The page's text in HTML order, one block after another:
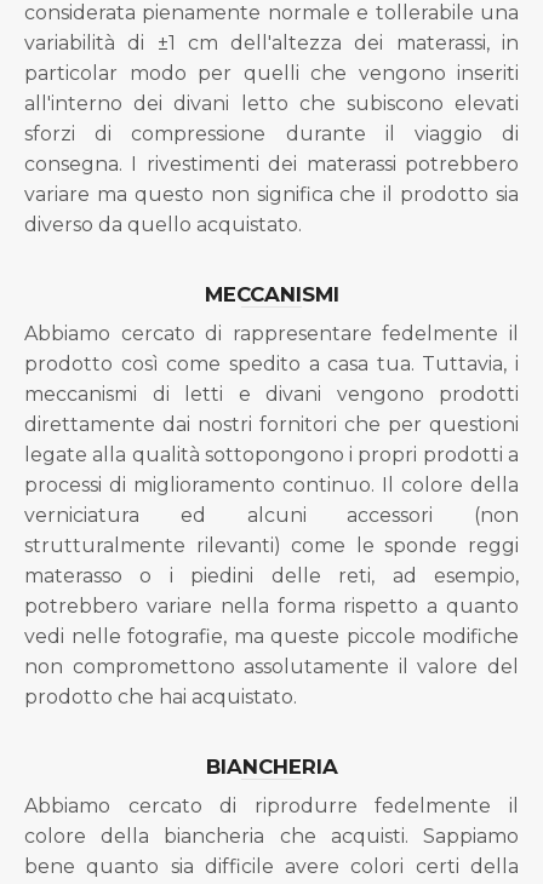
considerata pienamente normale e tollerabile una
variabilità di ±1 cm dell'altezza dei materassi, in
particolar modo per quelli che vengono inseriti
all'interno dei divani letto che subiscono elevati
sforzi di compressione durante il viaggio di
consegna. I rivestimenti dei materassi potrebbero
variare ma questo non significa che il prodotto sia
diverso da quello acquistato.
MECCANISMI
Abbiamo cercato di rappresentare fedelmente il
prodotto così come spedito a casa tua. Tuttavia, i
meccanismi di letti e divani vengono prodotti
direttamente dai nostri fornitori che per questioni
legate alla qualità sottopongono i propri prodotti a
processi di miglioramento continuo. Il colore della
verniciatura ed alcuni accessori (non
strutturalmente rilevanti) come le sponde reggi
materasso o i piedini delle reti, ad esempio,
potrebbero variare nella forma rispetto a quanto
vedi nelle fotografie, ma queste piccole modifiche
non compromettono assolutamente il valore del
prodotto che hai acquistato.
BIANCHERIA
Abbiamo cercato di riprodurre fedelmente il
colore della biancheria che acquisti. Sappiamo
bene quanto sia difficile avere colori certi della